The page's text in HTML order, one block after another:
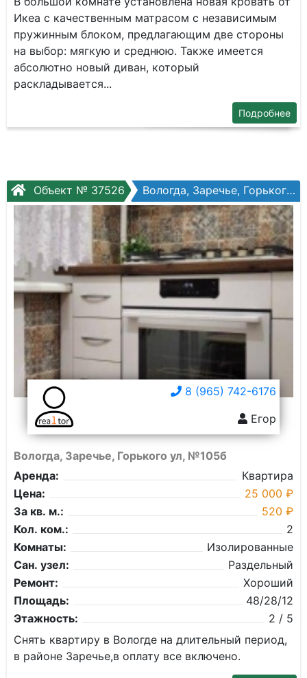
Икеа с качественным матрасом с независимым
пружинным блоком, предлагающим две стороны
на выбор: мягкую и среднюю. Также имеется
абсолютно новый диван, который
раскладывается...
Подробнее
Объект № 37526 Вологда, Заречье, Горького ул, №105б
8 (965) 742-6176
Егор
Вологда, Заречье, Горького ул, №105б
Аренда:
Квартира
Цена:
25 000 ₽
За кв. м.:
520 ₽
Кол. ком.:
2
Комнаты:
Изолированные
Сан. узел:
Раздельный
Ремонт:
Хороший
Площадь:
48/28/12
Этажность:
2 / 5
Снять квартиру в Вологде на длительный период,
в районе Заречье,в оплату все включено.